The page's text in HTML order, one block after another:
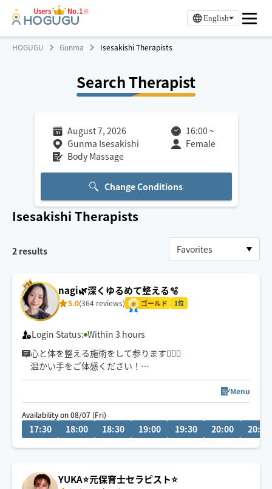
Users No.1※
English
HOGUGU Gunma Isesakishi Therapists
Search Therapist
August 7, 2026 16:00 ~
Gunma Isesakishi
Female
Body Massage
Change Conditions
Isesakishi Therapists
2 results
nagi🌿‬深くゆるめて整える🫧
5.0(364 reviews) ゴールド 1位
Login Status: Within 3 hours
心と体を整える施術をして参ります💆‍♀️✨
温かい手をご体感ください！
ピンポイントの凝りをほぐすのが得意です！
当日予約歓迎✨
車移動のため2時間前までにご予約いただきますと幸いで
す😌
Menu
Availability on 08/07 (Fri)
17:30 18:00 18:30 19:00 19:30 20:00 20:30
YUKA⭐️元保育士セラピスト⭐️